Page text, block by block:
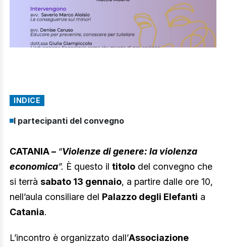
INDICE
I partecipanti del convegno
CATANIA – “Violenze di genere: la violenza
economica”. È questo il titolo del convegno che
si terrà sabato 13 gennaio, a partire dalle ore 10,
nell’aula consiliare del Palazzo degli Elefanti a
Catania.
L’incontro è organizzato dall’Associazione